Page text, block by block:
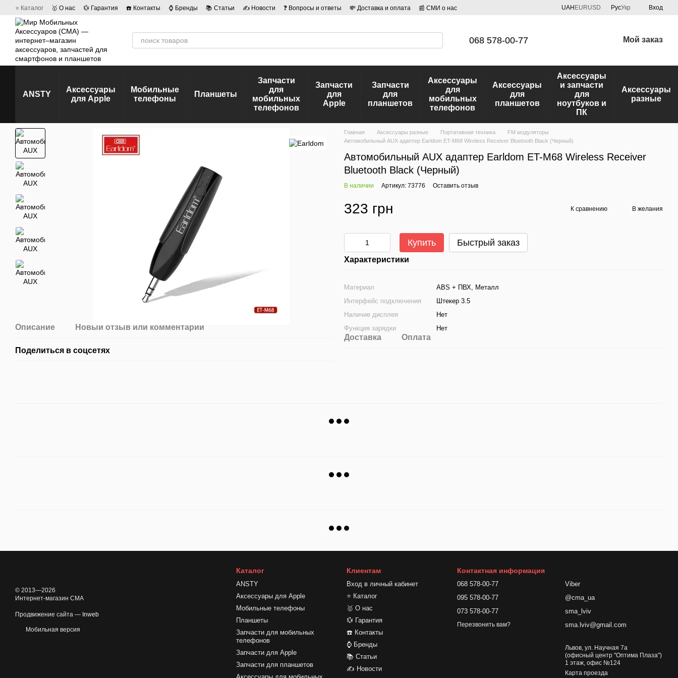
Перейти к основному контенту
⭐ Каталог 🥇 О нас 💱 Гарантия ☎️ Контакты ⌚ Бренды 📚 Статьи ✍ Новости ❓ Вопросы и ответы 💸 Доставка и оплата
📰 СМИ о нас
UAH EURUSD РусУкр Вход
068 578-00-77 Мой заказ
ANSTY
Аксессуары
для Apple
Мобильные
телефоны
Планшеты
Запчасти
для
мобильных
телефонов
Запчасти
для
Apple
Запчасти
для
планшетов
Аксессуары
для
мобильных
телефонов
Аксессуары
для
планшетов
Аксессуары
и запчасти
для
ноутбуков и
ПК
Аксессуары
разные
Описание Новый отзыв или комментарий
Поделиться в соцсетях
Главная Аксессуары разные Портативная техника
FM модуляторы
Автомобильный AUX адаптер Earldom ET-M68 Wireless Receiver Bluetooth Black (Черный)
Автомобильный AUX адаптер Earldom ET-M68 Wireless Receiver
Bluetooth Black (Черный)
В наличии Артикул: 73776 Оставить отзыв
323 грн К сравнению В желания
Купить Быстрый заказ
Характеристики
Материал
ABS + ПВХ, Металл
Интерфейс подключения
Штекер 3.5
Наличие дисплея
Нет
Функция зарядки
Нет
Доставка Оплата
© 2013—2026
Интернет-магазин CMA
Продвижение сайта — Inweb
Мобильная версия
Каталог
ANSTY
Аксессуары для Apple
Мобильные телефоны
Планшеты
Запчасти для мобильных
телефонов
Запчасти для Apple
Запчасти для планшетов
Клиентам
Вход в личный кабинет
⭐ Каталог
🥇 О нас
💱 Гарантия
☎️ Контакты
⌚ Бренды
📚 Статьи
✍ Новости
Контактная информация
068 578-00-77
095 578-00-77
073 578-00-77
Перезвонить вам?
Viber
@cma_ua
sma_lviv
sma.lviv@gmail.com
Львов, ул. Научная 7а
(офисный центр "Оптима Плаза")
1 этаж, офис №124
Карта проезда